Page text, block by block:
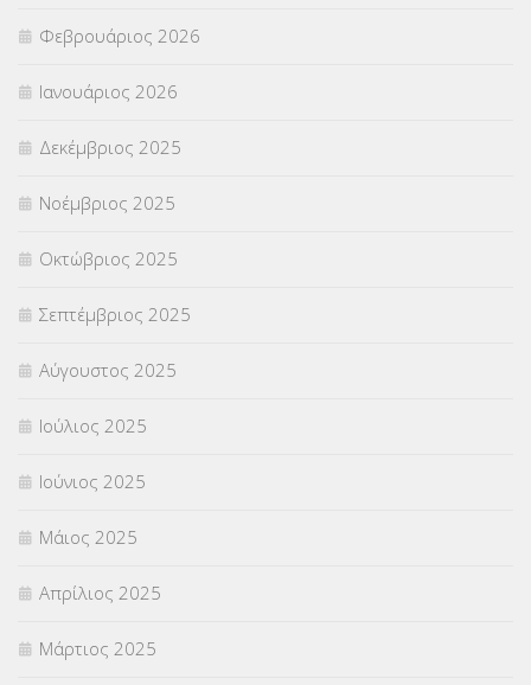
ΣΥΜΒΟΥΛΕΥΤΙΚΟΣ ΣΤΑΘΜΟΣ ΝΕΩΝ
ΣΥΝΤΑΞΕΙΣ(12)
ΣΧΟΛΙΚΟΙ ΣΥΜΒΟΥΛΟΙ
ΥΠΕΡΑΡΙΘΜΟΙ(1)
ΥΠΟΤΡΟΦΙΕΣ(28)
ΦΥΣΙΚΗ ΑΓΩΓΗ(692)
Χωρίς κατηγορία
Φεβρουάριος 2026
Ιανουάριος 2026
Δεκέμβριος 2025
Νοέμβριος 2025
Οκτώβριος 2025
Σεπτέμβριος 2025
Αύγουστος 2025
Ιούλιος 2025
Ιούνιος 2025
Μάιος 2025
Απρίλιος 2025
Μάρτιος 2025